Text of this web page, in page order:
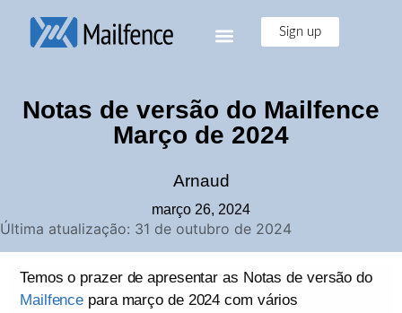
Sign up
Notas de versão do Mailfence
Março de 2024
Arnaud
março 26, 2024
Última atualização: 31 de outubro de 2024
Temos o prazer de apresentar as Notas de versão do
Mailfence para março de 2024 com vários